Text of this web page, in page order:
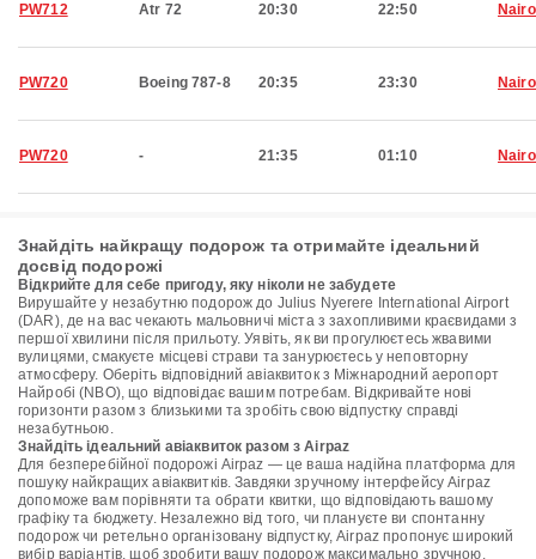
PW712 Atr 72 20:30 22:50
PW720 Boeing 787-8 20:35 23:30
PW720 - 21:35 01:10
Знайдіть найкращу подорож та отримайте ідеальний
досвід подорожі
Відкрийте для себе пригоду, яку ніколи не забудете
Вирушайте у незабутню подорож до Julius Nyerere International Airport
(DAR), де на вас чекають мальовничі міста з захопливими краєвидами з
першої хвилини після прильоту. Уявіть, як ви прогулюєтесь жвавими
вулицями, смакуєте місцеві страви та занурюєтесь у неповторну
атмосферу. Оберіть відповідний авіаквиток з Міжнародний аеропорт
Найробі (NBO), що відповідає вашим потребам. Відкривайте нові
горизонти разом з близькими та зробіть свою відпустку справді
незабутньою.
Знайдіть ідеальний авіаквиток разом з Airpaz
Для безперебійної подорожі Airpaz — це ваша надійна платформа для
пошуку найкращих авіаквитків. Завдяки зручному інтерфейсу Airpaz
допоможе вам порівняти та обрати квитки, що відповідають вашому
графіку та бюджету. Незалежно від того, чи плануєте ви спонтанну
подорож чи ретельно організовану відпустку, Airpaz пропонує широкий
вибір варіантів, щоб зробити вашу подорож максимально зручною.